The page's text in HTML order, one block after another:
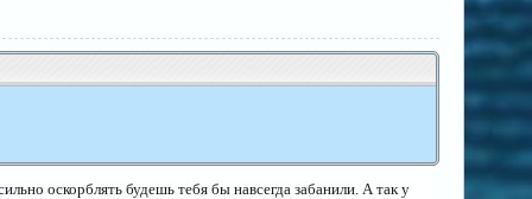
оскорблять будешь тебя бы навсегда забанили. А так у